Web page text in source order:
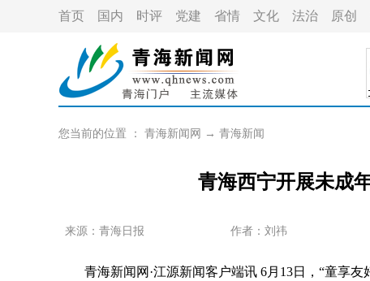
首页 国内 时评 党建 省情 文化 法治 原创
您当前的位置 ： 青海新闻网 → 青海新闻
青海西宁开展未成
来源：青海日报 作者： 刘祎
青海新闻网·江源新闻客户端讯 6月13日，“童享友